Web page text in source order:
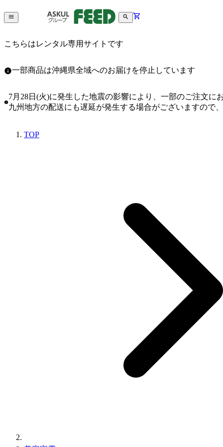
こちらはレンタル専用サイトです
一部商品は沖縄県全域へのお届けを停止しています
7月28日(火)に発生した地震の影響により、一部のご注文
九州地方の配送にも遅延が発生する場合がございますので
TOP